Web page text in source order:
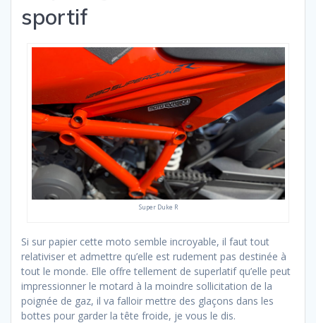
sportif
Super Duke R
Si sur papier cette moto semble incroyable, il faut tout
relativiser et admettre qu’elle est rudement pas destinée à
tout le monde. Elle offre tellement de superlatif qu’elle peut
impressionner le motard à la moindre sollicitation de la
poignée de gaz, il va falloir mettre des glaçons dans les
bottes pour garder la tête froide, je vous le dis.